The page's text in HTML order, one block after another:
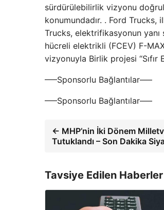
sürdürülebilirlik vizyonu
konumundadır. . Ford Trucks,
Trucks, elektrifikasyonun yanı
hücreli elektrikli (FCEV) F-
vizyonuyla Birlik projesi “Sıfır
—–Sponsorlu Bağlantılar—–
—–Sponsorlu Bağlantılar—–
← MHP’nin İki Dönem
Tutuklandı – Son Dakika
Tavsiye Edilen Haberler